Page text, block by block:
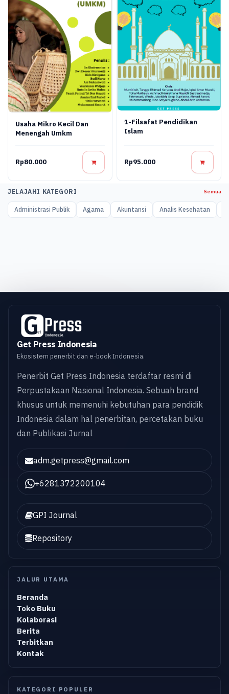
Usaha Mikro Kecil Dan
Menengah Umkm
Rp80.000
1-Filsafat Pendidikan
Islam
Rp95.000
JELAJAHI KATEGORI Semua
Administrasi Publik Agama Akuntansi Analis Kesehatan
Get Press Indonesia
Ekosistem penerbit dan e-book Indonesia.
Penerbit Get Press Indonesia terdaftar resmi di
Perpustakaan Nasional Indonesia. Sebuah brand
khusus untuk memenuhi kebutuhan para pendidik
Indonesia dalam hal penerbitan, percetakan buku
dan Publikasi Jurnal
adm.getpress@gmail.com
+6281372200104
GPI Journal
Repository
JALUR UTAMA
Beranda
Toko Buku
Kolaborasi
Berita
Terbitkan
Kontak
KATEGORI POPULER